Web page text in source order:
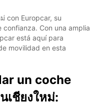
con Europcar, su
Con una amplia
está aquí para
movilidad en esta
un coche
เชียงใหม่: